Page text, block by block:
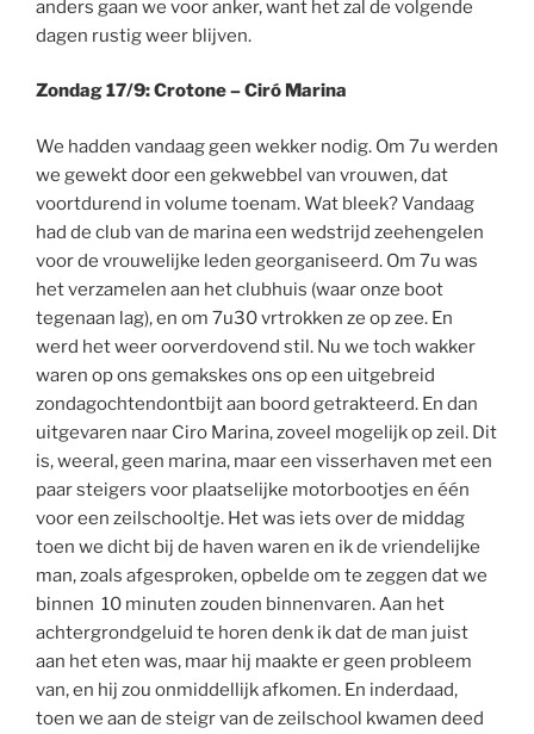
anders gaan we voor anker, want het zal de volgende
dagen rustig weer blijven.
Zondag 17/9: Crotone – Ciró Marina
We hadden vandaag geen wekker nodig. Om 7u werden
we gewekt door een gekwebbel van vrouwen, dat
voortdurend in volume toenam. Wat bleek? Vandaag
had de club van de marina een wedstrijd zeehengelen
voor de vrouwelijke leden georganiseerd. Om 7u was
het verzamelen aan het clubhuis (waar onze boot
tegenaan lag), en om 7u30 vrtrokken ze op zee. En
werd het weer oorverdovend stil. Nu we toch wakker
waren op ons gemakskes ons op een uitgebreid
zondagochtendontbijt aan boord getrakteerd. En dan
uitgevaren naar Ciro Marina, zoveel mogelijk op zeil. Dit
is, weeral, geen marina, maar een visserhaven met een
paar steigers voor plaatselijke motorbootjes en één
voor een zeilschooltje. Het was iets over de middag
toen we dicht bij de haven waren en ik de vriendelijke
man, zoals afgesproken, opbelde om te zeggen dat we
binnen 10 minuten zouden binnenvaren. Aan het
achtergrondgeluid te horen denk ik dat de man juist
aan het eten was, maar hij maakte er geen probleem
van, en hij zou onmiddellijk afkomen. En inderdaad,
toen we aan de steigr van de zeilschool kwamen deed